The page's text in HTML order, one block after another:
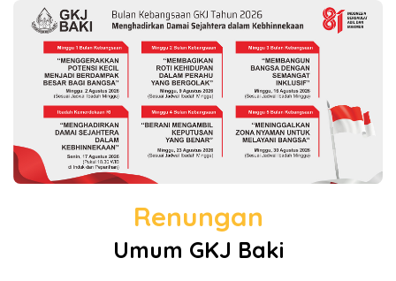
Renungan
Umum GKJ Baki